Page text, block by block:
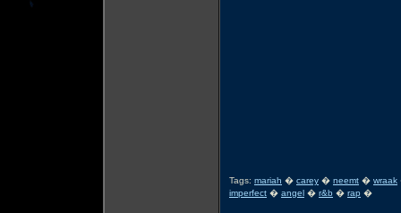
Tags: mariah � carey � neemt � wraak
imperfect � angel � r&b � rap �